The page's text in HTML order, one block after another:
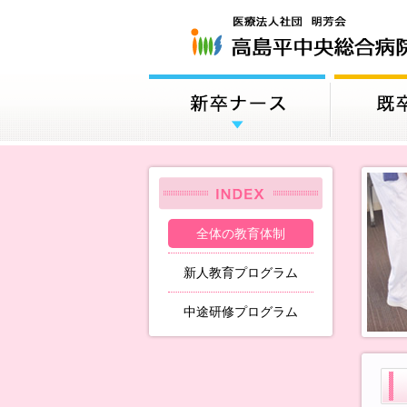
全体の教育体制
新人教育プログラム
中途研修プログラム